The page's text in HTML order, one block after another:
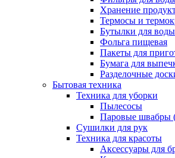
Хранение
Термосы и
Бутылки для воды
Фольга пищевая
Пакеты для
Бумага для
Разделочные
Бытовая техника
Техника для уборки
Пылесосы
Паровые швабры
Сушилки для рук
Техника для красоты
Аксессуары для